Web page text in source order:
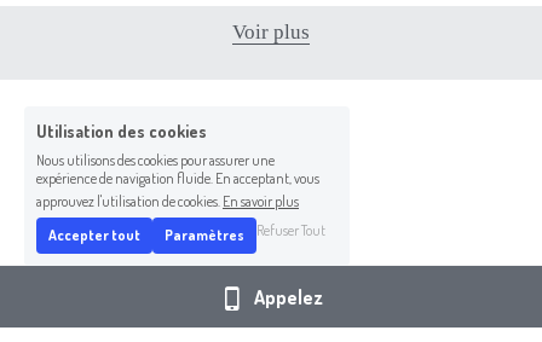
Voir plus
Appelez
Nous utilisons des cookies pour assurer une
expérience de navigation fluide. En acceptant, vous
approuvez l'utilisation de cookies. En savoir plus
Accepter tout
Paramètres Refuser Tout